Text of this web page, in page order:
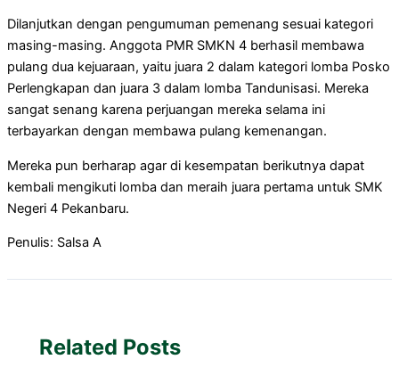
Dilanjutkan dengan pengumuman pemenang sesuai kategori
masing-masing. Anggota PMR SMKN 4 berhasil membawa
pulang dua kejuaraan, yaitu juara 2 dalam kategori lomba Posko
Perlengkapan dan juara 3 dalam lomba Tandunisasi. Mereka
sangat senang karena perjuangan mereka selama ini
terbayarkan dengan membawa pulang kemenangan.
Mereka pun berharap agar di kesempatan berikutnya dapat
kembali mengikuti lomba dan meraih juara pertama untuk SMK
Negeri 4 Pekanbaru.
Penulis: Salsa A
Related Posts